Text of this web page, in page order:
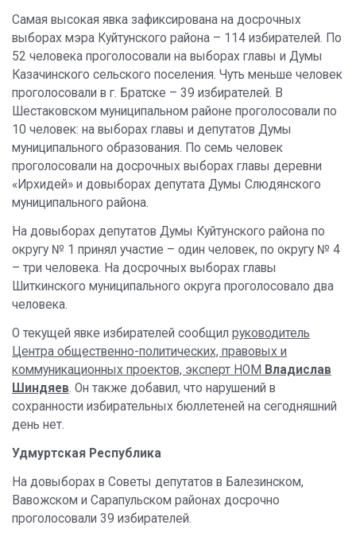
Самая высокая явка зафиксирована на досрочных
выборах мэра Куйтунского района – 114 избирателей. По
52 человека проголосовали на выборах главы и Думы
Казачинского сельского поселения. Чуть меньше человек
проголосовали в г. Братске – 39 избирателей. В
Шестаковском муниципальном районе проголосовали по
10 человек: на выборах главы и депутатов Думы
муниципального образования. По семь человек
проголосовали на досрочных выборах главы деревни
«Ирхидей» и довыборах депутата Думы Слюдянского
муниципального района.
На довыборах депутатов Думы Куйтунского района по
округу № 1 принял участие – один человек, по округу № 4
– три человека. На досрочных выборах главы
Шиткинского муниципального округа проголосовало два
человека.
О текущей явке избирателей сообщил руководитель
Центра общественно-политических, правовых и
коммуникационных проектов, эксперт НОМ Владислав
Шиндяев. Он также добавил, что нарушений в
сохранности избирательных бюллетеней на сегодняшний
день нет.
Удмуртская Республика
На довыборах в Советы депутатов в Балезинском,
Вавожском и Сарапульском районах досрочно
проголосовали 39 избирателей.